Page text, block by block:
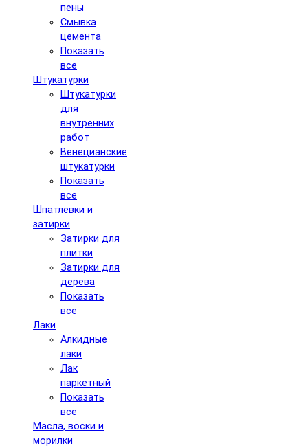
пены
Смывка
цемента
Показать
все
Штукатурки
Штукатурки
для
внутренних
работ
Венецианские
штукатурки
Показать
все
Шпатлевки и
затирки
Затирки для
плитки
Затирки для
дерева
Показать
все
Лаки
Алкидные
лаки
Лак
паркетный
Показать
все
Масла, воски и
морилки